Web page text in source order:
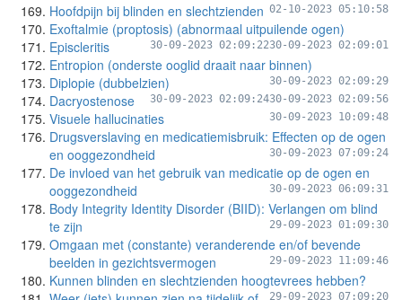
Hoofdpijn bij blinden en slechtzienden 02-10-2023 05:10:58
Exoftalmie (proptosis) (abnormaal uitpuilende ogen)
30-09-2023 02:09:01
Episcleritis 30-09-2023 02:09:22
Entropion (onderste ooglid draait naar binnen)
30-09-2023 02:09:29
Diplopie (dubbelzien)
30-09-2023 02:09:56
Dacryostenose 30-09-2023 02:09:24
Visuele hallucinaties 30-09-2023 10:09:48
Drugsverslaving en medicatiemisbruik: Effecten op de ogen
en ooggezondheid
30-09-2023 07:09:24
De invloed van het gebruik van medicatie op de ogen en
ooggezondheid
30-09-2023 06:09:31
Body Integrity Identity Disorder (BIID): Verlangen om blind
te zijn
29-09-2023 01:09:30
Omgaan met (constante) veranderende en/of bevende
beelden in gezichtsvermogen
29-09-2023 11:09:46
Kunnen blinden en slechtzienden hoogtevrees hebben?
29-09-2023 07:09:20